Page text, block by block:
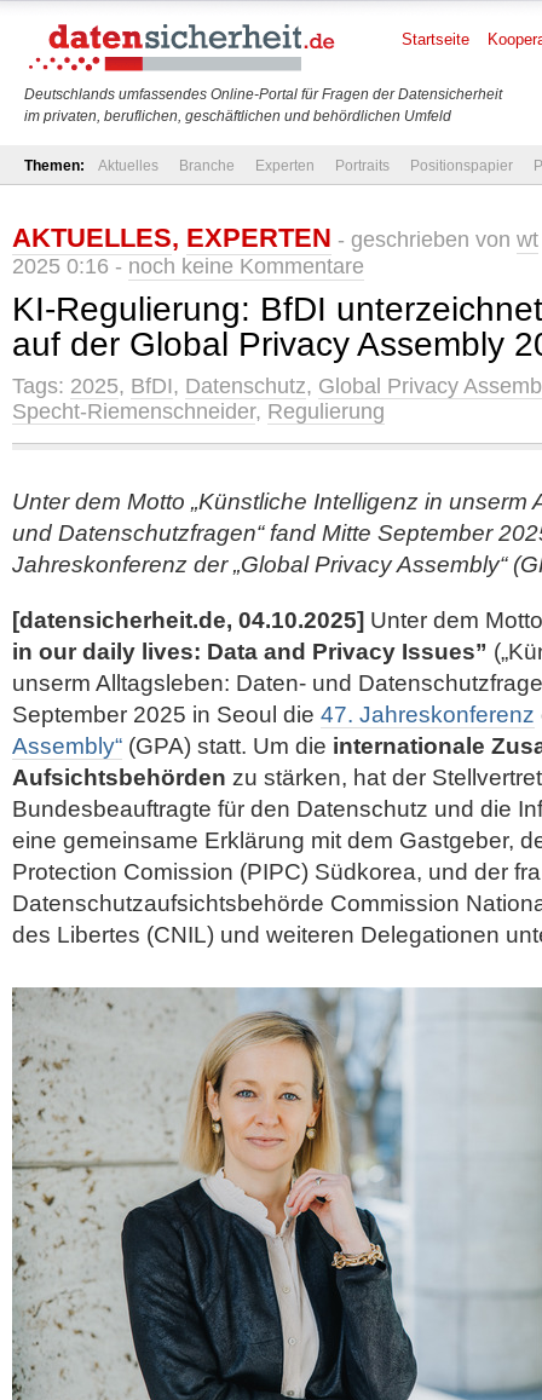
Deutschlands umfassendes Online-Portal für Fragen der Datensicherheit
im privaten, beruflichen, geschäftlichen und behördlichen Umfeld
Startseite
Themen: Aktuelles Branche Experten Portraits Positionspapier
AKTUELLES, EXPERTEN - geschrieben von wt
2025 0:16 - noch keine Kommentare
KI-Regulierung: BfDI
auf der Global Privacy Assembly
Tags: 2025, BfDI, Datenschutz, Global Privacy
Specht-Riemenschneider, Regulierung
Unter dem Motto „Künstliche Intelligenz in unserm
und Datenschutzfragen“ fand Mitte September
Jahreskonferenz der „Global Privacy Assembly“
[datensicherheit.de, 04.10.2025] Unter dem
in our daily lives: Data and Privacy Issues”
unserm Alltagsleben: Daten- und
September 2025 in Seoul die 47. Jahreskonferenz
Assembly“ (GPA) statt. Um die internationale
Aufsichtsbehörden zu stärken, hat der
Bundesbeauftragte für den Datenschutz und die
eine gemeinsame Erklärung mit dem Gastgeber,
Protection Comission (PIPC) Südkorea, und der
Datenschutzaufsichtsbehörde Commission
des Libertes (CNIL) und weiteren Delegationen